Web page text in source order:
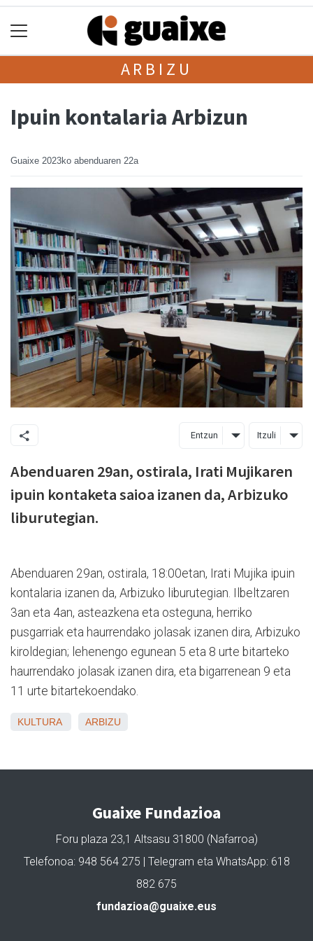
ARBIZU
Ipuin kontalaria Arbizun
Guaixe 2023ko abenduaren 22a
Entzun Itzuli
Abenduaren 29an, ostirala, Irati Mujikaren
ipuin kontaketa saioa izanen da, Arbizuko
liburutegian.
Abenduaren 29an, ostirala, 18:00etan, Irati Mujika ipuin
kontalaria izanen da, Arbizuko liburutegian. Ilbeltzaren
3an eta 4an, asteazkena eta osteguna, herriko
pusgarriak eta haurrendako jolasak izanen dira, Arbizuko
kiroldegian; lehenengo egunean 5 eta 8 urte bitarteko
haurrendako jolasak izanen dira, eta bigarrenean 9 eta
11 urte bitartekoendako.
KULTURA ARBIZU
Guaixe Fundazioa
Foru plaza 23,1 Altsasu 31800 (Nafarroa)
Telefonoa: 948 564 275 | Telegram eta WhatsApp: 618
882 675
fundazioa@guaixe.eus